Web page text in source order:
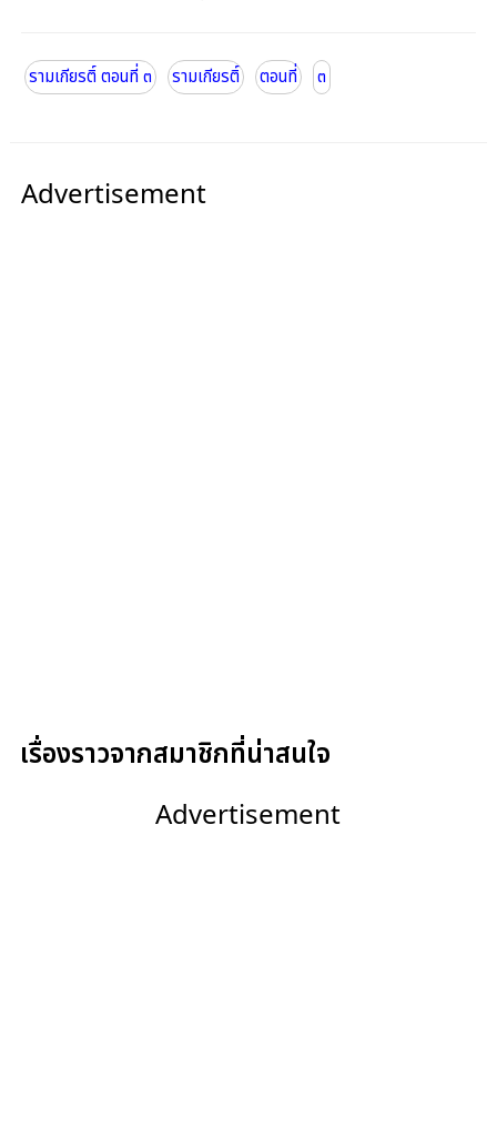
รามเกียรติ์ ตอนที่ ๓ รามเกียรติ์ ตอนที่ ๓
Advertisement
เรื่องราวจากสมาชิกที่น่าสนใจ
Advertisement